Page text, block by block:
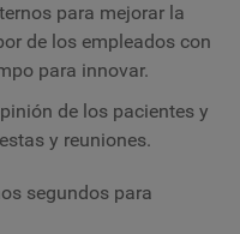
para mejorar la
de los empleados con
para innovar.
de los pacientes y
y reuniones.
segundos para